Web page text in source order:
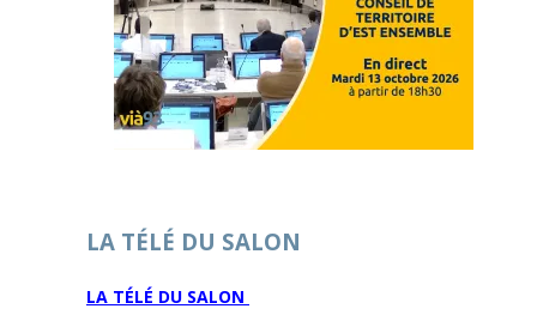
LA TÉLÉ DU SALON
LA TÉLÉ DU SALON